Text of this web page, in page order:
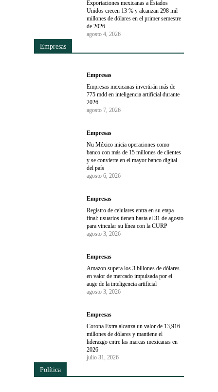
Exportaciones mexicanas a Estados
Unidos crecen 13 % y alcanzan 298 mil
millones de dólares en el primer semestre
de 2026
agosto 4, 2026
Empresas
Empresas
Empresas mexicanas invertirán más de
775 mdd en inteligencia artificial durante
2026
agosto 7, 2026
Empresas
Nu México inicia operaciones como
banco con más de 15 millones de clientes
y se convierte en el mayor banco digital
del país
agosto 6, 2026
Empresas
Registro de celulares entra en su etapa
final: usuarios tienen hasta el 31 de agosto
para vincular su línea con la CURP
agosto 3, 2026
Empresas
Amazon supera los 3 billones de dólares
en valor de mercado impulsada por el
auge de la inteligencia artificial
agosto 3, 2026
Empresas
Corona Extra alcanza un valor de 13,916
millones de dólares y mantiene el
liderazgo entre las marcas mexicanas en
2026
julio 31, 2026
Política